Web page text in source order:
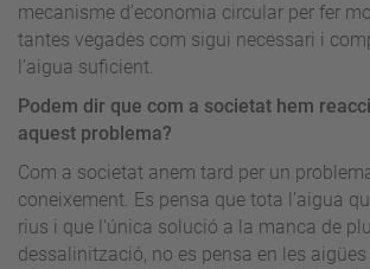
mecanisme d’economia circular per fer
tantes vegades com sigui necessari i
l’aigua suficient.
Podem dir que com a societat hem
aquest problema?
Com a societat anem tard per un
coneixement. Es pensa que tota l’aigua
rius i que l'única solució a la manca de
dessalinització, no es pensa en les